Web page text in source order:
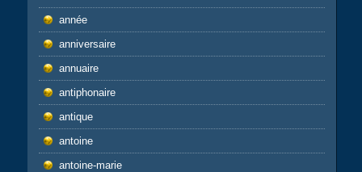
année
anniversaire
annuaire
antiphonaire
antique
antoine
antoine-marie